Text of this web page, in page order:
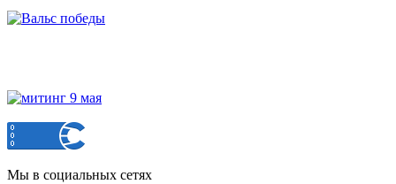
Мы в социальных сетях